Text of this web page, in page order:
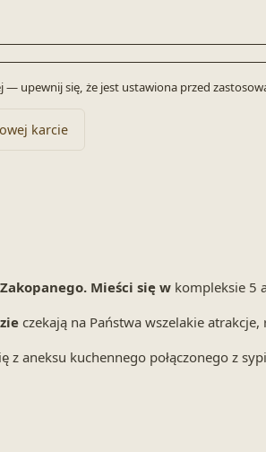
— upewnij się, że jest ustawiona przed
karcie
Zakopanego. Mieści się w kompleksie 5
czekają na Państwa wszelakie
aneksu kuchennego połączonego z